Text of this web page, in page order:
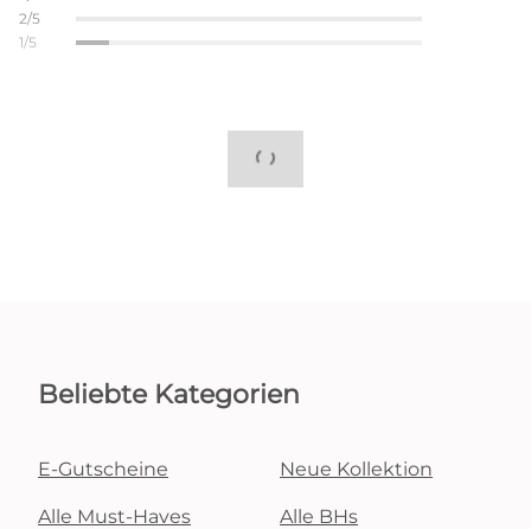
2/5
1/5
Beliebte Kategorien
E-Gutscheine Neue Kollektion
Alle Must-Haves Alle BHs